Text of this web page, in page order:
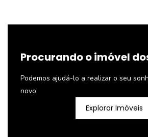
Procurando o imóvel
Podemos ajudá-lo a realizar o seu
novo
Explorar Imóveis